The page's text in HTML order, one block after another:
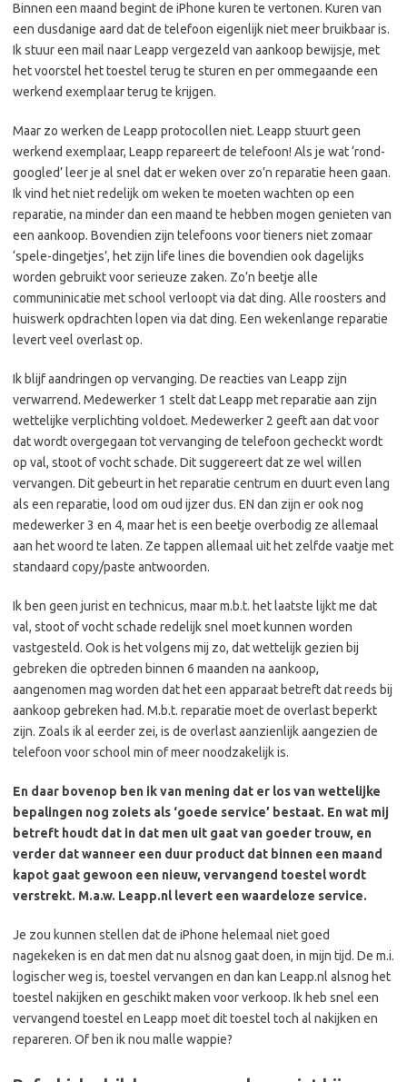
Binnen een maand begint de iPhone kuren te vertonen. Kuren van
een dusdanige aard dat de telefoon eigenlijk niet meer bruikbaar is.
Ik stuur een mail naar Leapp vergezeld van aankoop bewijsje, met
het voorstel het toestel terug te sturen en per ommegaande een
werkend exemplaar terug te krijgen.
Maar zo werken de Leapp protocollen niet. Leapp stuurt geen
werkend exemplaar, Leapp repareert de telefoon! Als je wat ‘rond-
googled’ leer je al snel dat er weken over zo’n reparatie heen gaan.
Ik vind het niet redelijk om weken te moeten wachten op een
reparatie, na minder dan een maand te hebben mogen genieten van
een aankoop. Bovendien zijn telefoons voor tieners niet zomaar
‘spele-dingetjes’, het zijn life lines die bovendien ook dagelijks
worden gebruikt voor serieuze zaken. Zo’n beetje alle
communinicatie met school verloopt via dat ding. Alle roosters and
huiswerk opdrachten lopen via dat ding. Een wekenlange reparatie
levert veel overlast op.
Ik blijf aandringen op vervanging. De reacties van Leapp zijn
verwarrend. Medewerker 1 stelt dat Leapp met reparatie aan zijn
wettelijke verplichting voldoet. Medewerker 2 geeft aan dat voor
dat wordt overgegaan tot vervanging de telefoon gecheckt wordt
op val, stoot of vocht schade. Dit suggereert dat ze wel willen
vervangen. Dit gebeurt in het reparatie centrum en duurt even lang
als een reparatie, lood om oud ijzer dus. EN dan zijn er ook nog
medewerker 3 en 4, maar het is een beetje overbodig ze allemaal
aan het woord te laten. Ze tappen allemaal uit het zelfde vaatje met
standaard copy/paste antwoorden.
Ik ben geen jurist en technicus, maar m.b.t. het laatste lijkt me dat
val, stoot of vocht schade redelijk snel moet kunnen worden
vastgesteld. Ook is het volgens mij zo, dat wettelijk gezien bij
gebreken die optreden binnen 6 maanden na aankoop,
aangenomen mag worden dat het een apparaat betreft dat reeds bij
aankoop gebreken had. M.b.t. reparatie moet de overlast beperkt
zijn. Zoals ik al eerder zei, is de overlast aanzienlijk aangezien de
telefoon voor school min of meer noodzakelijk is.
En daar bovenop ben ik van mening dat er los van wettelijke
bepalingen nog zoiets als ‘goede service’ bestaat. En wat mij
betreft houdt dat in dat men uit gaat van goeder trouw, en
verder dat wanneer een duur product dat binnen een maand
kapot gaat gewoon een nieuw, vervangend toestel wordt
verstrekt. M.a.w. Leapp.nl levert een waardeloze service.
Je zou kunnen stellen dat de iPhone helemaal niet goed
nagekeken is en dat men dat nu alsnog gaat doen, in mijn tijd. De m.i.
logischer weg is, toestel vervangen en dan kan Leapp.nl alsnog het
toestel nakijken en geschikt maken voor verkoop. Ik heb snel een
vervangend toestel en Leapp moet dit toestel toch al nakijken en
repareren. Of ben ik nou malle wappie?